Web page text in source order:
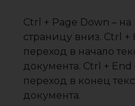
Ctrl + Page Down – на
страницу вниз. Ctrl +
переход в начало
документа. Ctrl + End
переход в конец
документа.